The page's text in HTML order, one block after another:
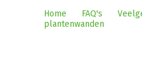
Home FAQ's
plantenwanden